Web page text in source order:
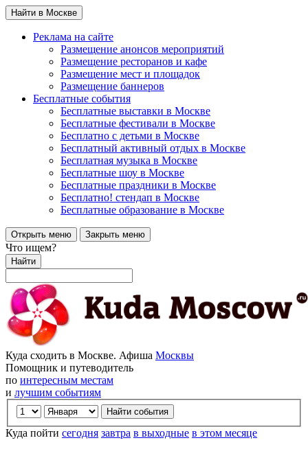
Найти в Москве
Реклама на сайте
Размещение анонсов мероприятий
Размещение ресторанов и кафе
Размещение мест и площадок
Размещение баннеров
Бесплатные события
Бесплатные выставки в Москве
Бесплатные фестивали в Москве
Бесплатно с детьми в Москве
Бесплатный активный отдых в Москве
Бесплатная музыка в Москве
Бесплатные шоу в Москве
Бесплатные праздники в Москве
Бесплатно! стендап в Москве
Бесплатные образование в Москве
Открыть меню Закрыть меню
Что ищем?
Найти
Куда сходить в Москве. Афиша Москвы
Помощник и путеводитель
по интересным местам
и лучшим событиям
Куда пойти сегодня завтра в выходные в этом месяце